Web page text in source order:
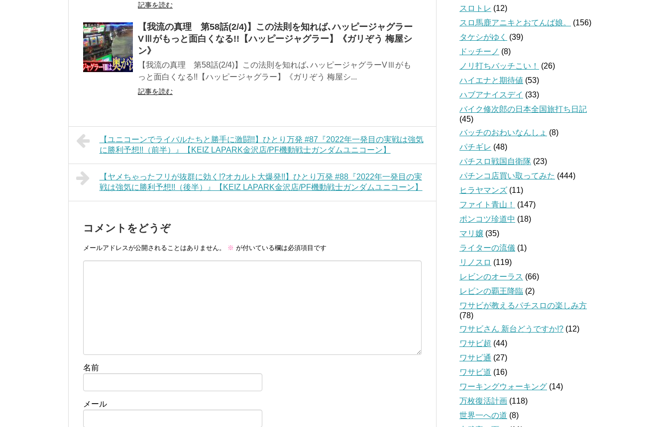
記事を読む
【我流の真理 第58話(2/4)】この法則を知れば､ハッピージャグラー
VⅢがもっと面白くなる!!【ハッピージャグラー】《ガリぞう 梅屋シ
ン》
【我流の真理 第58話(2/4)】この法則を知れば､ハッピージャグラーVⅢがも
っと面白くなる!!【ハッピージャグラー】《ガリぞう 梅屋シ...
記事を読む
【ユニコーンでライバルたちと勝手に激闘!!】ひとり万発 #87『2022年一発目の実戦は強気
に勝利予想!!（前半）』【KEIZ LAPARK金沢店/PF機動戦士ガンダムユニコーン】
【ヤメちゃったフリが抜群に効く!?オカルト大爆発!!】ひとり万発 #88『2022年一発目の実
戦は強気に勝利予想!!（後半）』【KEIZ LAPARK金沢店/PF機動戦士ガンダムユニコーン】
コメントをどうぞ
メールアドレスが公開されることはありません。 ※ が付いている欄は必須項目です
名前
メール
スロトレ (12)
スロ馬鹿アニキとおてんば娘。
(156)
タケシがゆく
(39)
ドッチーノ (8)
ノリ打ちバッチこい！
(26)
ハイエナと期待値 (53)
ハブアナイスデイ (33)
バイク修次郎の日本全国旅打ち日記
(45)
バッチのおわいなんしょ (8)
パチギレ (48)
パチスロ戦国自衛隊 (23)
パチンコ店買い取ってみた (444)
ヒラヤマンズ (11)
ファイト青山！
(147)
ポンコツ珍道中 (18)
マリ嬢 (35)
ライターの流儀 (1)
リノスロ (119)
レビンのオーラス (66)
レビンの覇王降臨 (2)
ワサビが教えるパチスロの楽しみ方
(78)
ワサビさん 新台どうですか!? (12)
ワサビ超 (44)
ワサビ通 (27)
ワサビ道 (16)
ワーキングウォーキング (14)
万枚復活計画 (118)
世界一への道 (8)